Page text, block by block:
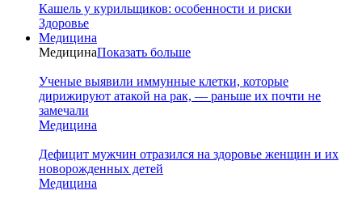
Кашель у курильщиков: особенности и риски
Здоровье
Медицина
МедицинаПоказать больше
Ученые выявили иммунные клетки, которые
дирижируют атакой на рак, — раньше их почти не
замечали
Медицина
Дефицит мужчин отразился на здоровье женщин и их
новорожденных детей
Медицина